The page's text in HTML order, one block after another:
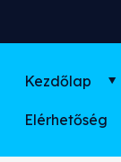
Kezdőlap
Elérhetőség